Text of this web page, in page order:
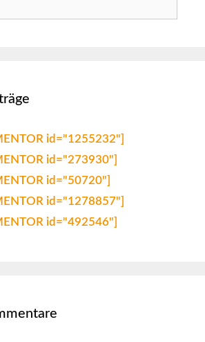
id="1255232"]
id="273930"]
id="50720"]
id="1278857"]
id="492546"]